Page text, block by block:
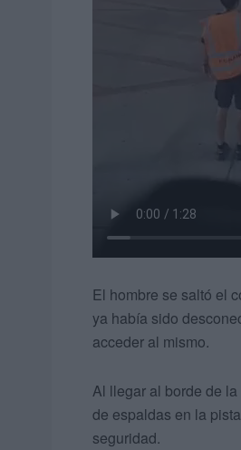
El hombre se saltó el
ya había sido
acceder al mismo.
Al llegar al borde de
de espaldas en la
seguridad.